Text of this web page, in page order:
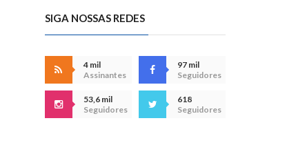
SIGA NOSSAS REDES
4 mil
Assinantes
97 mil
Seguidores
53,6 mil
Seguidores
618
Seguidores